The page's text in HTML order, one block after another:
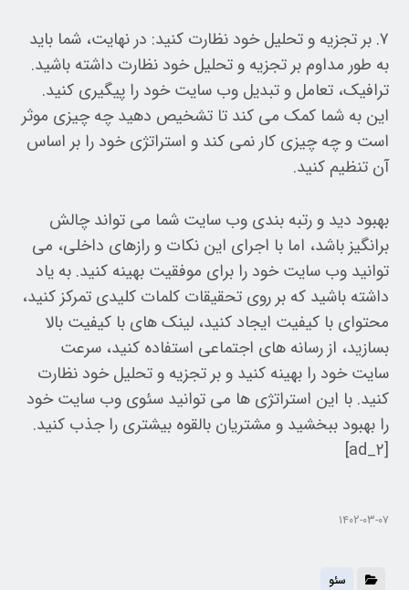
۷. بر تجزیه و تحلیل خود نظارت کنید: در نهایت، شما باید
به طور مداوم بر تجزیه و تحلیل خود نظارت داشته باشید.
ترافیک، تعامل و تبدیل وب سایت خود را پیگیری کنید.
این به شما کمک می کند تا تشخیص دهید چه چیزی موثر
است و چه چیزی کار نمی کند و استراتژی خود را بر اساس
آن تنظیم کنید.
بهبود دید و رتبه بندی وب سایت شما می تواند چالش
برانگیز باشد، اما با اجرای این نکات و رازهای داخلی، می
توانید وب سایت خود را برای موفقیت بهینه کنید. به یاد
داشته باشید که بر روی تحقیقات کلمات کلیدی تمرکز کنید،
محتوای با کیفیت ایجاد کنید، لینک های با کیفیت بالا
بسازید، از رسانه های اجتماعی استفاده کنید، سرعت
سایت خود را بهینه کنید و بر تجزیه و تحلیل خود نظارت
کنید. با این استراتژی ها می توانید سئوی وب سایت خود
را بهبود ببخشید و مشتریان بالقوه بیشتری را جذب کنید.
[ad_۲]
۱۴۰۲-۰۳-۰۷
سئو